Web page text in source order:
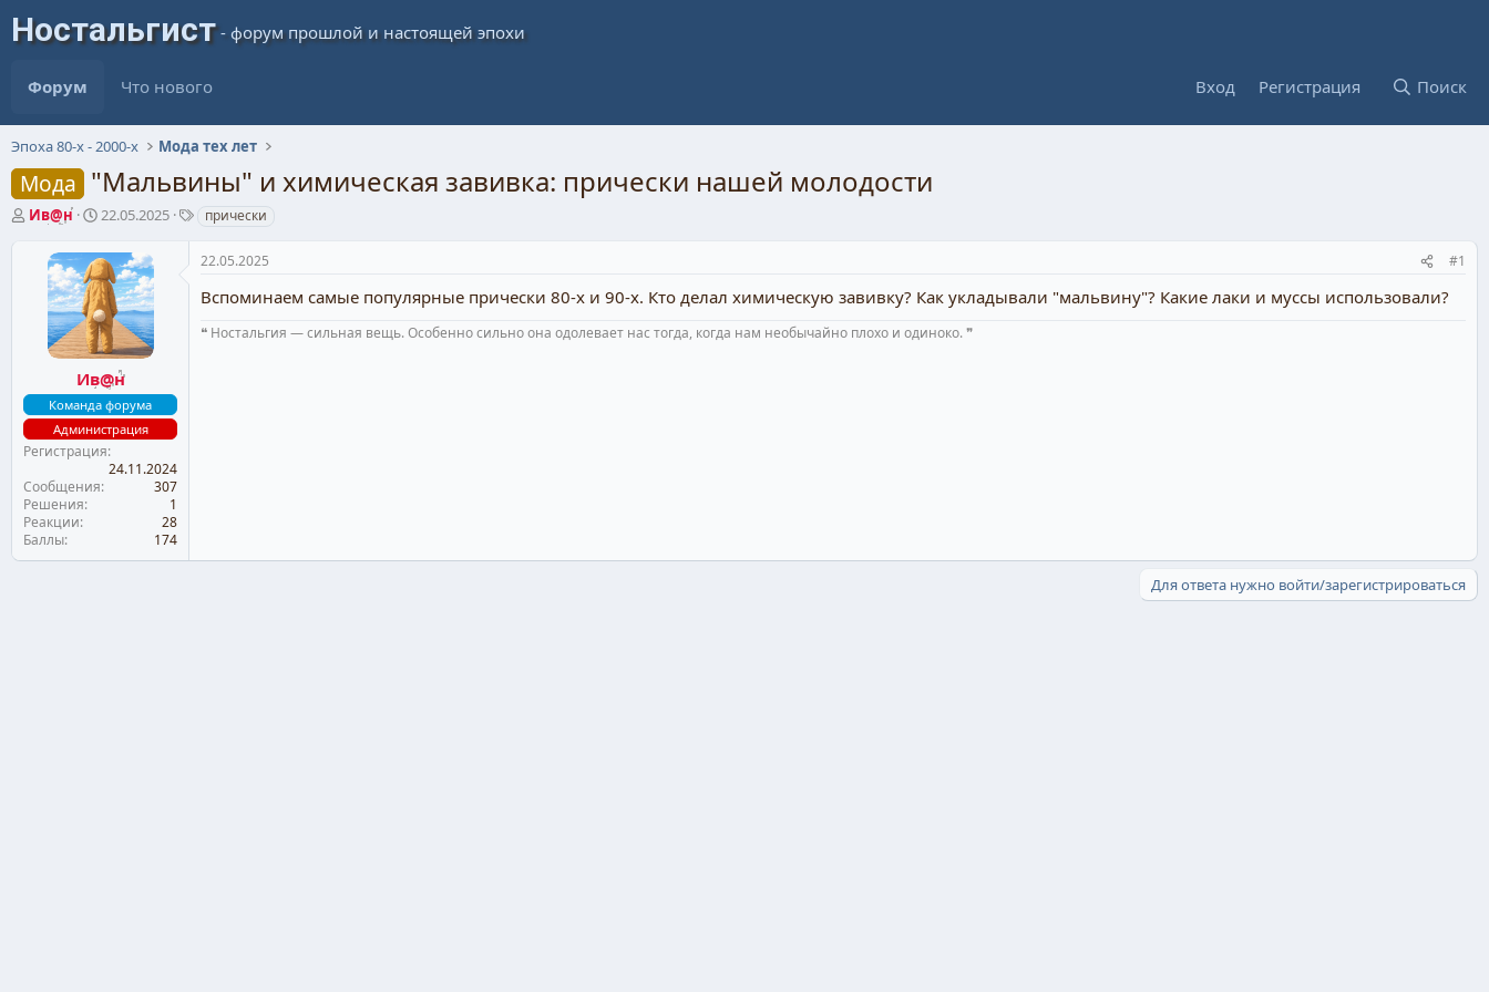
Форум Что нового Вход Регистрация Поиск
Эпоха 80-х - 2000-х Мода тех лет
Мода "Мальвины" и химическая завивка: прически нашей молодости
А
Ив@н
Д
т
а
н
а
ч
а
л
а
22.05.2025
г
прически
Ив@н
Команда форума
Администрация
Регистрация
24.11.2024
Сообщения
307
Решения
1
Реакции
28
Баллы
174
22.05.2025 #1
Вспоминаем самые популярные прически 80-х и 90-х. Кто делал химическую завивку? Как укладывали "мальвину"? Какие лаки и муссы использовали?
❝ Ностальгия — сильная вещь. Особенно сильно она одолевает нас тогда, когда нам необычайно плохо и одиноко. ❞
Для ответа нужно войти/зарегистрироваться